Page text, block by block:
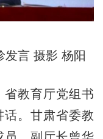
发言 摄影 杨阳
教育厅党组书
话。甘肃省委教